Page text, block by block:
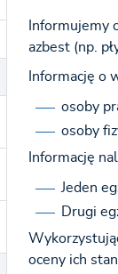
Informujemy
azbest (np.
Informację o
osoby
osoby
Informację
Jeden
Drugi
oceny ich